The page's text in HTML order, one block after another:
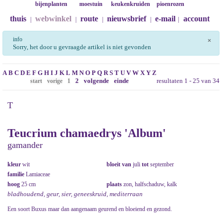
bijenplanten moestuin keukenkruiden pioenrozen
thuis webwinkel route nieuwsbrief e-mail account
×
info
Sorry, het door u gevraagde artikel is niet gevonden
A B C D E F G H I J K L M N O P Q R S T U V W X Y Z
resultaten 1 - 25 van 34
start vorige 1 2 volgende einde
T
Teucrium chamaedrys 'Album'
gamander
kleur wit bloeit van juli tot september
familie Lamiaceae
hoog 25 cm plaats zon, halfschaduw, kalk
bladhoudend, geur, sier, geneeskruid, mediterraan
Een soort Buxus maar dan aangenaam geurend en bloeiend en gezond.